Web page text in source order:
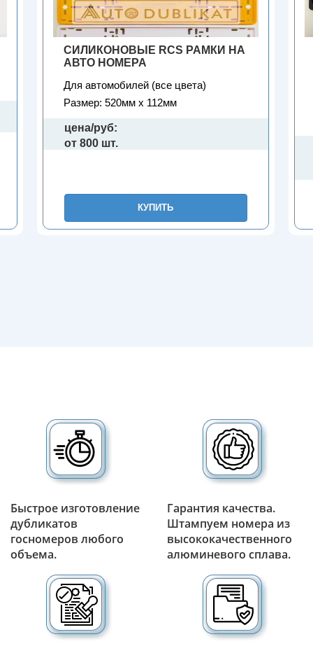
СИЛИКОНОВЫЕ RCS РАМКИ НА
АВТО НОМЕРА
Для автомобилей (все цвета)
Размер: 520мм х 112мм
цена/руб:
от 800 шт.
КУПИТЬ
Быстрое изготовление
дубликатов
госномеров любого
объема.
Гарантия качества.
Штампуем номера из
высококачественного
алюминевого сплава.